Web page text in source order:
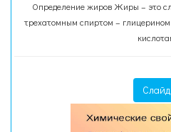
Определение жиров Жиры – это
трехатомным спиртом –